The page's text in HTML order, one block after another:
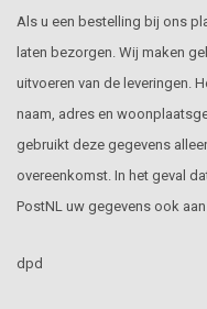
Als u een bestelling bij ons
laten bezorgen. Wij maken
uitvoeren van de leveringen.
naam, adres en
gebruikt deze gegevens
overeenkomst. In het geval
PostNL uw gegevens ook
dpd